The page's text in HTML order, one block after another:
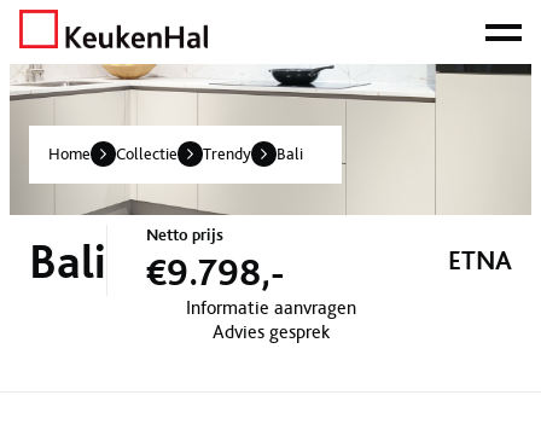
Home Collectie Trendy Bali
Bali Netto prijs
€9.798,- ETNA
Informatie aanvragen
Advies gesprek